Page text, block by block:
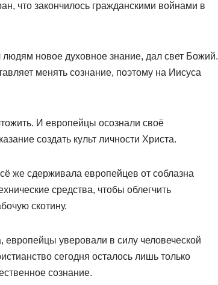
что закончилось гражданскими войнами в
новое духовное знание, дал свет Божий.
менять сознание, поэтому на Иисуса
И европейцы осознали своё
создать культ личности Христа.
же сдерживала европейцев от соблазна
средства, чтобы облегчить
скотину.
уверовали в силу человеческой
сегодня осталось лишь только
сознание.